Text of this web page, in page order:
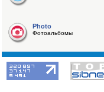
Photo
Фотоальбомы